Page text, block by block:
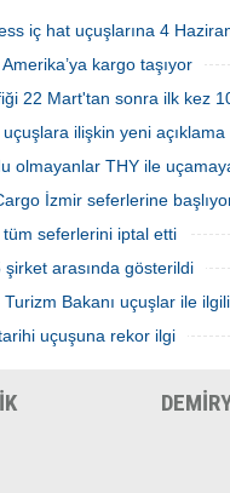
hatlarda
iç hat uçuşlarına 4
kargo taşıyor
22 Mart'tan sonra ilk kez
ilişkin yeni açıklama
olmayanlar THY ile
İzmir seferlerine
tüm seferlerini iptal etti
şirket arasında gösterildi
Bakanı uçuşlar ile
uçuşuna rekor ilgi